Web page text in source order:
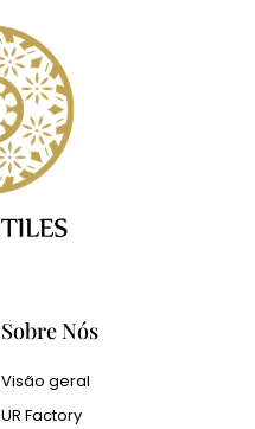
Sobre Nós
Visão geral
UR Factory